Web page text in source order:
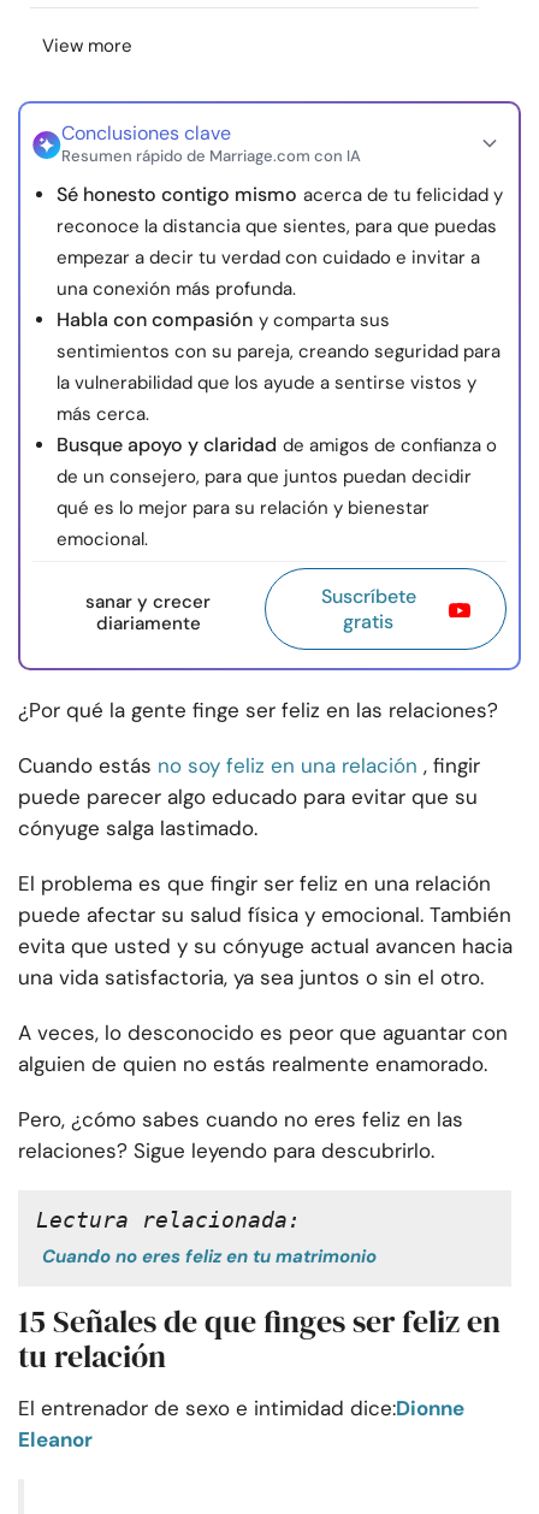
nosotros
© Copyright 2026. Todos los derechos reservados.
View more
Conclusiones clave
Resumen rápido de Marriage.com con IA
Sé honesto contigo mismo acerca de tu felicidad y
reconoce la distancia que sientes, para que puedas
empezar a decir tu verdad con cuidado e invitar a
una conexión más profunda.
Habla con compasión y comparta sus
sentimientos con su pareja, creando seguridad para
la vulnerabilidad que los ayude a sentirse vistos y
más cerca.
Busque apoyo y claridad de amigos de confianza o
de un consejero, para que juntos puedan decidir
qué es lo mejor para su relación y bienestar
emocional.
sanar y crecer
diariamente
Suscríbete
gratis
¿Por qué la gente finge ser feliz en las relaciones?
Cuando estás no soy feliz en una relación , fingir
puede parecer algo educado para evitar que su
cónyuge salga lastimado.
El problema es que fingir ser feliz en una relación
puede afectar su salud física y emocional. También
evita que usted y su cónyuge actual avancen hacia
una vida satisfactoria, ya sea juntos o sin el otro.
A veces, lo desconocido es peor que aguantar con
alguien de quien no estás realmente enamorado.
Pero, ¿cómo sabes cuando no eres feliz en las
relaciones? Sigue leyendo para descubrirlo.
Lectura relacionada:
Cuando no eres feliz en tu matrimonio
15 Señales de que finges ser feliz en
tu relación
El entrenador de sexo e intimidad dice:Dionne
Eleanor